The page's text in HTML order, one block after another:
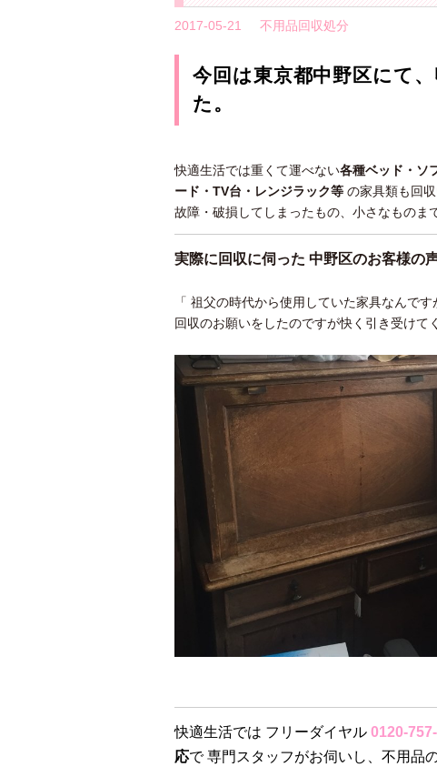
2017-05-21 不用品回収処分
今回は東京都中野区にて
た。
快適生活では重くて運べない各種ベッド・ソ
ード・TV台・ レンジラック等 の家具類も回
故障・破損してしまったもの、小さなものま
実際に回収に伺った 中野区のお客様の
「 祖父の時代から使用していた家具なんで
回収のお願いをしたのですが快く引き受けて
快適生活では フリーダイヤル 0120-
応で 専門スタッフがお伺いし、不用品